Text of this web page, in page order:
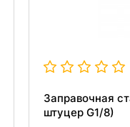
Заправочная
штуцер G1/8)